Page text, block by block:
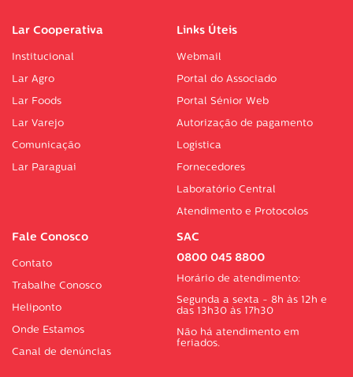
Lar Cooperativa
Institucional
Lar Agro
Lar Foods
Lar Varejo
Comunicação
Lar Paraguai
Links Úteis
Webmail
Portal do Associado
Portal Sénior Web
Autorização de pagamento
Logística
Fornecedores
Laboratório Central
Atendimento e Protocolos
Fale Conosco
Contato
Trabalhe Conosco
Heliponto
Onde Estamos
Canal de denúncias
SAC
0800 045 8800
Horário de atendimento:
Segunda a sexta - 8h às 12h e
das 13h30 às 17h30
Não há atendimento em
feriados.